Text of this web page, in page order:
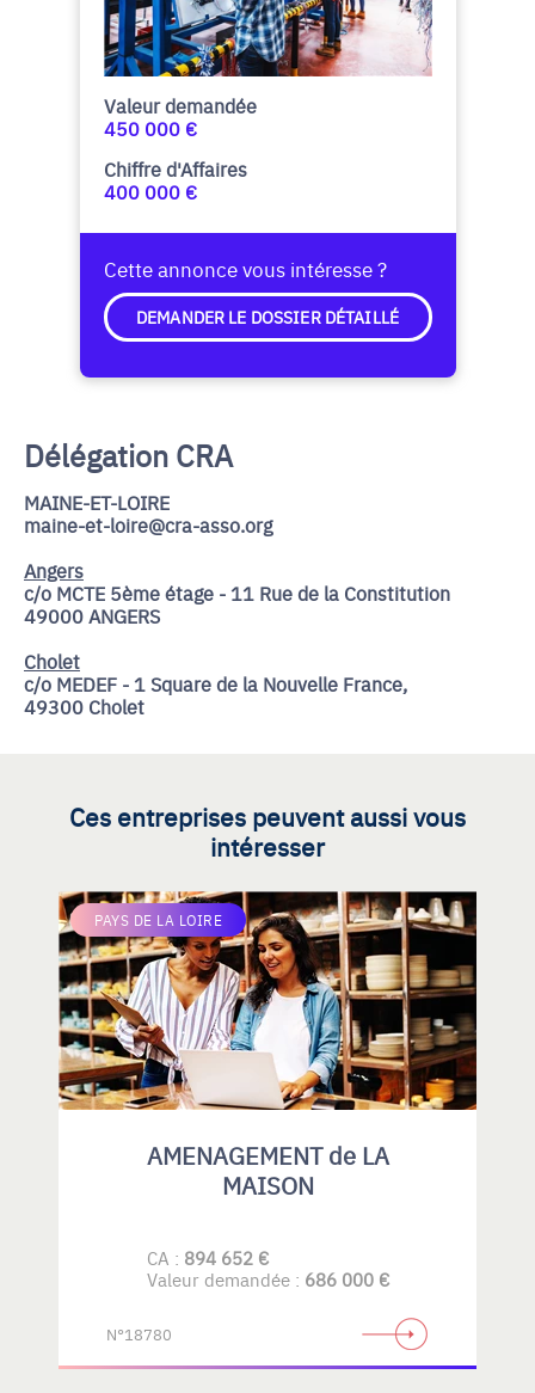
Valeur demandée
450 000 €
Chiffre d'Affaires
400 000 €
Cette annonce vous intéresse ?
DEMANDER LE DOSSIER DÉTAILLÉ
Délégation CRA
MAINE-ET-LOIRE
maine-et-loire@cra-asso.org
Angers
c/o MCTE 5ème étage - 11 Rue de la Constitution
49000 ANGERS
Cholet
c/o MEDEF - 1 Square de la Nouvelle France,
49300 Cholet
Ces entreprises peuvent aussi vous
intéresser
PAYS DE LA LOIRE
AMENAGEMENT de LA
MAISON
CA : 894 652 €
Valeur demandée : 686 000 €
N°18780